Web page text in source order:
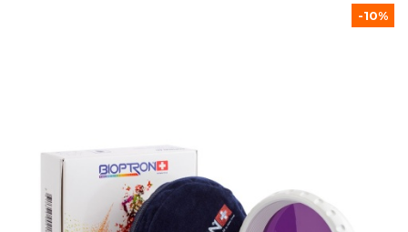
-10%